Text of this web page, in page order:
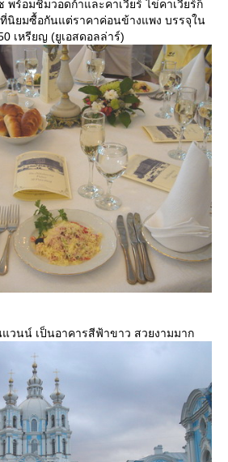
พร้อมชิมวอดก้าและคาเวียร์ ไข่คาเวียร์ก็
ที่นิยมซื้อกันแต่ราคาค่อนข้างแพง บรรจุใน
เหรียญ (ยูเอสดอลล่าร์)
นน์ เป็นอาคารสีฟ้าขาว สวยงามมาก